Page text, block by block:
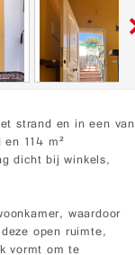
strand en in een van
114 m²
dicht bij winkels,
waardoor
open ruimte,